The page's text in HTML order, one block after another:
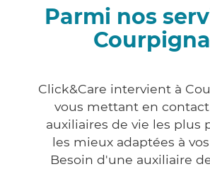
Parmi nos
Click&Care intervient à
vous mettant en contact
auxiliaires de vie les plus
les mieux adaptées à
Besoin d'une auxiliaire